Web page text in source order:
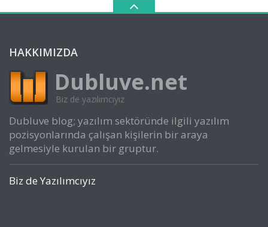
HAKKIMIZDA
Dubluve.net
Biz de yazılımcıyız
Dubluve blog; yazılım sektöründe ilgili yazılım
pozisyonlarında çalışan kişilerin bir araya
gelmesiyle kurulan bir gruptur.
Biz de Yazılımcıyız